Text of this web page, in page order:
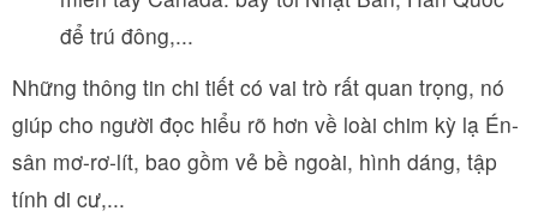
để trú đông,...
Những thông tin chi tiết có vai trò rất quan trọng, nó
giúp cho người đọc hiểu rõ hơn về loài chim kỳ lạ Én-
sân mơ-rơ-lít, bao gồm vẻ bề ngoài, hình dáng, tập
tính di cư,...